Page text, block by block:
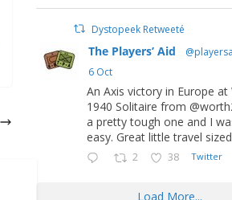
Dystopeek Retweeté
The Players’ Aid
6 Oct
An Axis victory in Europe at
1940 Solitaire from
a pretty tough one and I
easy. Great little travel
2 38 Twitter
Load More...